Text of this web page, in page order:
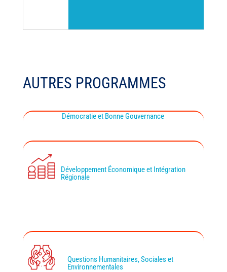
AUTRES PROGRAMMES
Démocratie et Bonne Gouvernance
Développement Économique et Intégration
Régionale
Questions Humanitaires, Sociales et
Environnementales